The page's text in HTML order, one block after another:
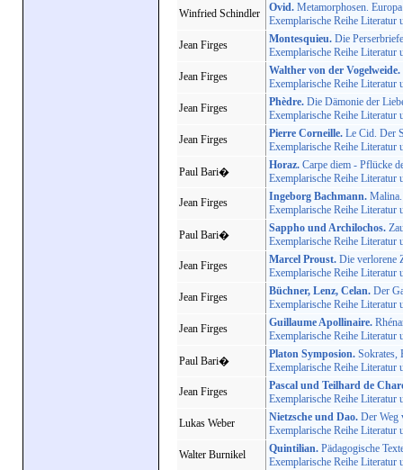
Winfried Schindler
Ovid. Metamorphosen.
Exemplarische Reihe Literatur
Jean Firges
Montesquieu. Die
Exemplarische Reihe Literatur
Jean Firges
Walther von der Vogelweide.
Exemplarische Reihe Literatur
Jean Firges
Phèdre. Die Dämonie der
Exemplarische Reihe Literatur
Jean Firges
Pierre Corneille. Le Cid. Der
Exemplarische Reihe Literatur
Paul Bari�
Horaz. Carpe diem - Pflücke
Exemplarische Reihe Literatur
Jean Firges
Ingeborg Bachmann.
Exemplarische Reihe Literatur
Paul Bari�
Sappho und Archilochos.
Exemplarische Reihe Literatur
Jean Firges
Marcel Proust. Die verlorene
Exemplarische Reihe Literatur
Jean Firges
Büchner, Lenz, Celan. Der
Exemplarische Reihe Literatur
Jean Firges
Guillaume Apollinaire.
Exemplarische Reihe Literatur
Paul Bari�
Platon Symposion. Sokrates,
Exemplarische Reihe Literatur
Jean Firges
Pascal und Teilhard de
Exemplarische Reihe Literatur
Lukas Weber
Nietzsche und Dao. Der Weg
Exemplarische Reihe Literatur
Walter Burnikel
Quintilian. Pädagogische
Exemplarische Reihe Literatur